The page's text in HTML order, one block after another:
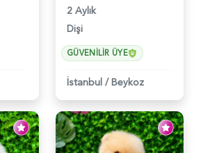
2 Aylık
Dişi
GÜVENILIR ÜYE
İstanbul / Beykoz